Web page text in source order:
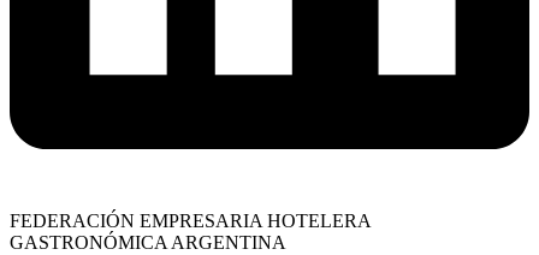
FEDERACIÓN EMPRESARIA HOTELERA
GASTRONÓMICA ARGENTINA